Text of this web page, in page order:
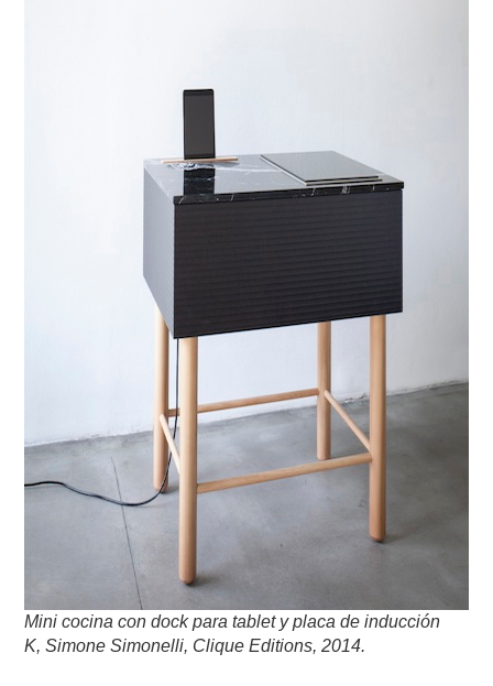
Mini cocina con dock para tablet y placa de inducción
K, Simone Simonelli, Clique Editions, 2014.